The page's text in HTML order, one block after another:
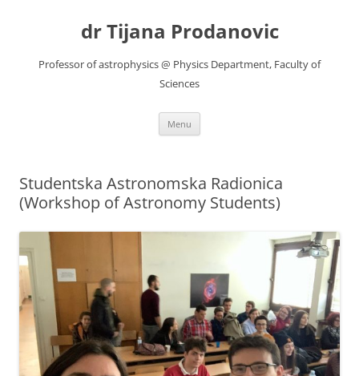
dr Tijana Prodanovic
Professor of astrophysics @ Physics Department, Faculty of
Sciences
Menu
Studentska Astronomska Radionica
(Workshop of Astronomy Students)